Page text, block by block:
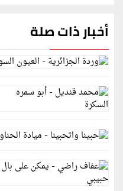
أخبار ذات صلة